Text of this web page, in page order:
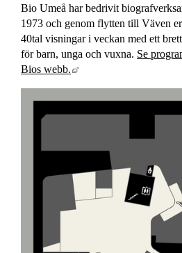
Bio Umeå har bedrivit
1973 och genom flytten till Väven
40tal visningar i veckan med ett
för barn, unga och vuxna. Se
Bios webb.
Länk till annan